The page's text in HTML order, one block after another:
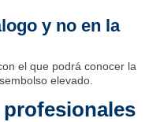
y no en la
con el que podrá conocer la
elevado.